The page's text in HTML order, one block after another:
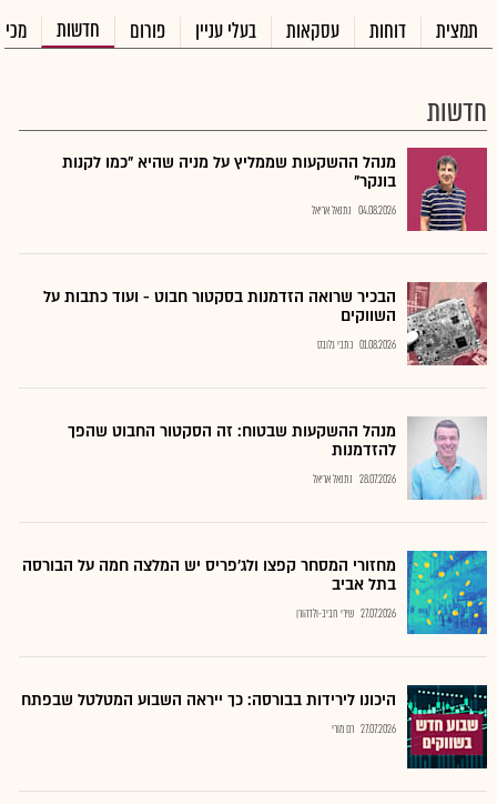
תמצית דוחות עסקאות בעלי עניין פורום חדשות
חדשות
מנהל ההשקעות שממליץ על מניה שהיא "כמו לקנות
בונקר"
04.08.2026 נתנאל אריאל
הבכיר שרואה הזדמנות בסקטור חבוט - ועוד כתבות על
השווקים
01.08.2026 כתבי גלובס
מנהל ההשקעות שבטוח: זה הסקטור החבוט שהפך
להזדמנות
28.07.2026 נתנאל אריאל
מחזורי המסחר קפצו ולג'פריס יש המלצה חמה על הבורסה
בתל אביב
27.07.2026 שירי חביב-ולדהורן
היכונו לירידות בבורסה: כך ייראה השבוע המטלטל שבפתח
27.07.2026 רם מורי